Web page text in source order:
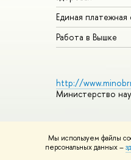
Мы используем файлы
персональных данных –
Единая платежная
Работа в Вышке
http://
Министерство
© НИУ ВШЭ
Шрифты HSE Sans и